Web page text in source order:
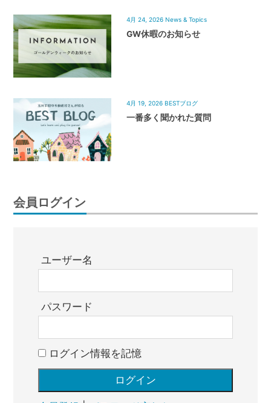
4月 24, 2026 News & Topics
GW休暇のお知らせ
4月 19, 2026 BESTブログ
一番多く聞かれた質問
会員ログイン
ユーザー名
パスワード
ログイン情報を記憶